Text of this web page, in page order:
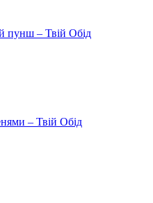
пунш – Твій Обід
– Твій Обід